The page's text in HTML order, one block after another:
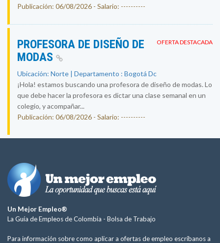
Publicación: 06/08/2026 - Salario: ----------
OFERTA DESTACADA
PROFESORA DE DISEÑO DE
MODAS
Ubicación: Norte | Departamento : Bogotá Dc
¡Hola! estamos buscando una profesora de diseño de modas. Lo
que debe hacer la profesora es dictar una clase semanal en un
colegio, y acompañar...
Publicación: 06/08/2026 - Salario: ----------
Un Mejor Empleo®
La Guía de Empleos de Colombia - Bolsa de Trabajo
Para información sobre como aplicar a ofertas de empleo escríbanos a